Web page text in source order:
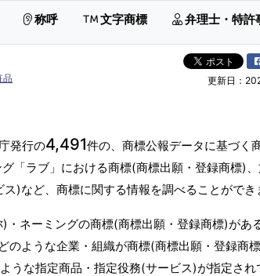
称呼 文字商標 弁理士・特許
品 更新日：
発行の4,491件の、商標公報データに基づく
「ラブ」における商標(商標出願・登録商標)
)など、商標に関する情報を調べることができ
ネーミングの商標(商標出願・登録商標)があ
のような企業・組織が商標(商標出願・登録商
うな指定商品・指定役務(サービス)が指定され